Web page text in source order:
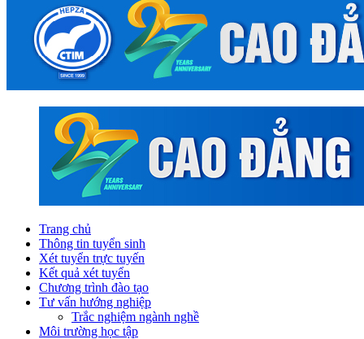
Trang chủ
Thông tin tuyển sinh
Xét tuyển trực tuyến
Kết quả xét tuyển
Chương trình đào tạo
Tư vấn hướng nghiệp
Trắc nghiệm ngành nghề
Môi trường học tập